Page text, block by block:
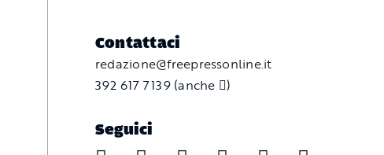
Contattaci
redazione@freepressonline.it
392 617 7139 (anche
)
Seguici